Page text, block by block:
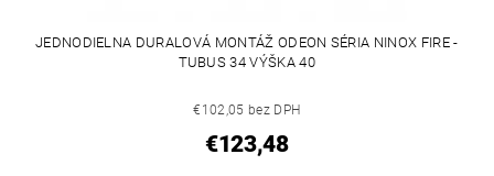
JEDNODIELNA DURALOVÁ MONTÁŽ ODEON SÉRIA NINOX FIRE -
TUBUS 34 VÝŠKA 40
€102,05 bez DPH
€123,48